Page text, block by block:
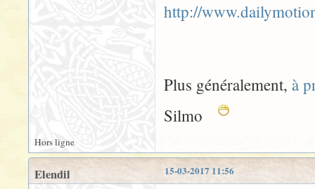
http://
Plus généralement, à
Silmo
Hors ligne
15-03-2017 11:56
Elendil